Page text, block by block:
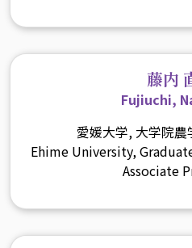
藤内
Fujiuchi,
愛媛大学, 大学院
Ehime University,
Associate